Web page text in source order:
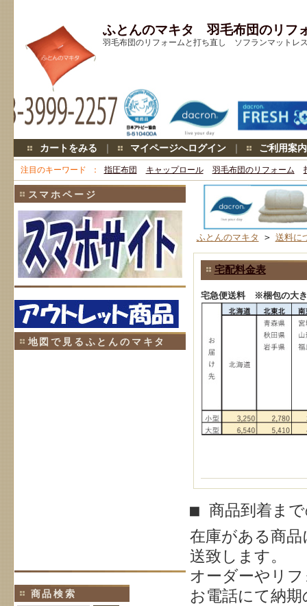
ふとんのマキタ 羽毛布団のリ
羽毛布団のリフォームと打ち直し ソフランマット
カートをみる ｜ マイページへログイン｜ ご利用案内
注目のキーワード 指圧布団 キャップロール 羽毛布団のリフォーム
スマホページ
地図で見るふとんのマキタ
商品検索
ふとんのマキタ > 送料に
宅配料金表
宅急便送料 ※梱包の大き
■ 商品到着ま
在庫がある商
送致します。
オーダーやリ
お電話にて納